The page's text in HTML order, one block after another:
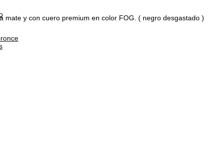
y con cuero premium en color FOG. ( negro desgastado )